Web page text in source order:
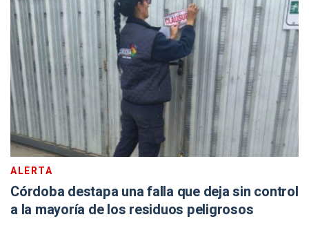
ALERTA
Córdoba destapa una falla que deja sin control
a la mayoría de los residuos peligrosos